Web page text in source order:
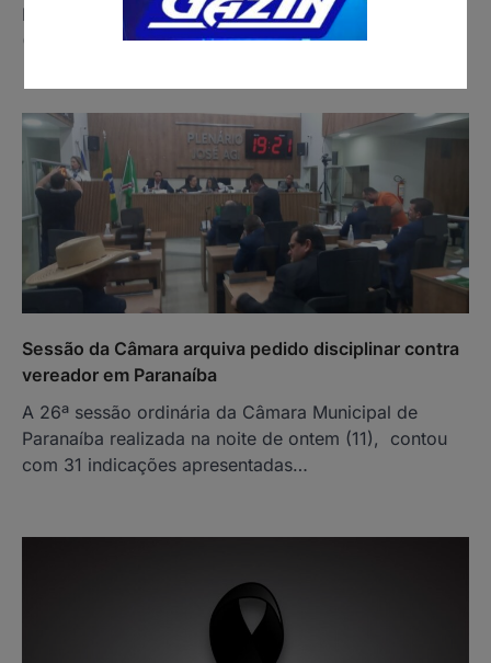
Excepcionais) de Paranaíba realizou neste domingo
(23) a 11ª edição do Festival…
Sessão da Câmara arquiva pedido disciplinar contra
vereador em Paranaíba
A 26ª sessão ordinária da Câmara Municipal de
Paranaíba realizada na noite de ontem (11), contou
com 31 indicações apresentadas…